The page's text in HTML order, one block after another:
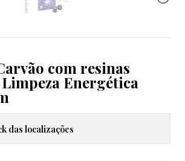
com resinas
Energética
das localizações